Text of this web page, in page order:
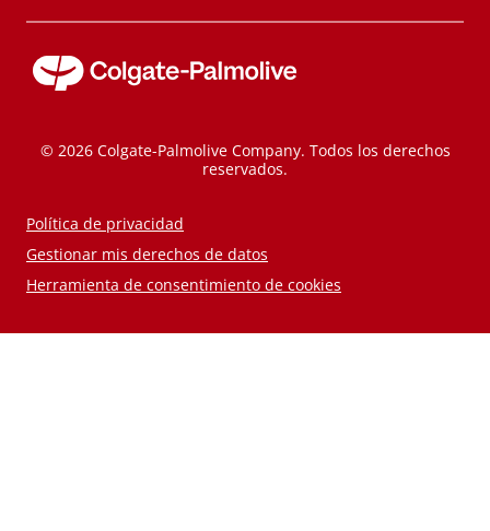
© 2026 Colgate-Palmolive Company. Todos los derechos
reservados.
Política de privacidad
Gestionar mis derechos de datos
Herramienta de consentimiento de cookies